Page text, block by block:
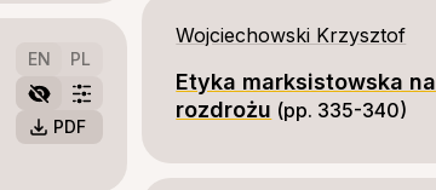
EN PL
PDF
Wojciechowski Krzysztof
Etyka marksistowska na
rozdrożu (pp. 335-340)